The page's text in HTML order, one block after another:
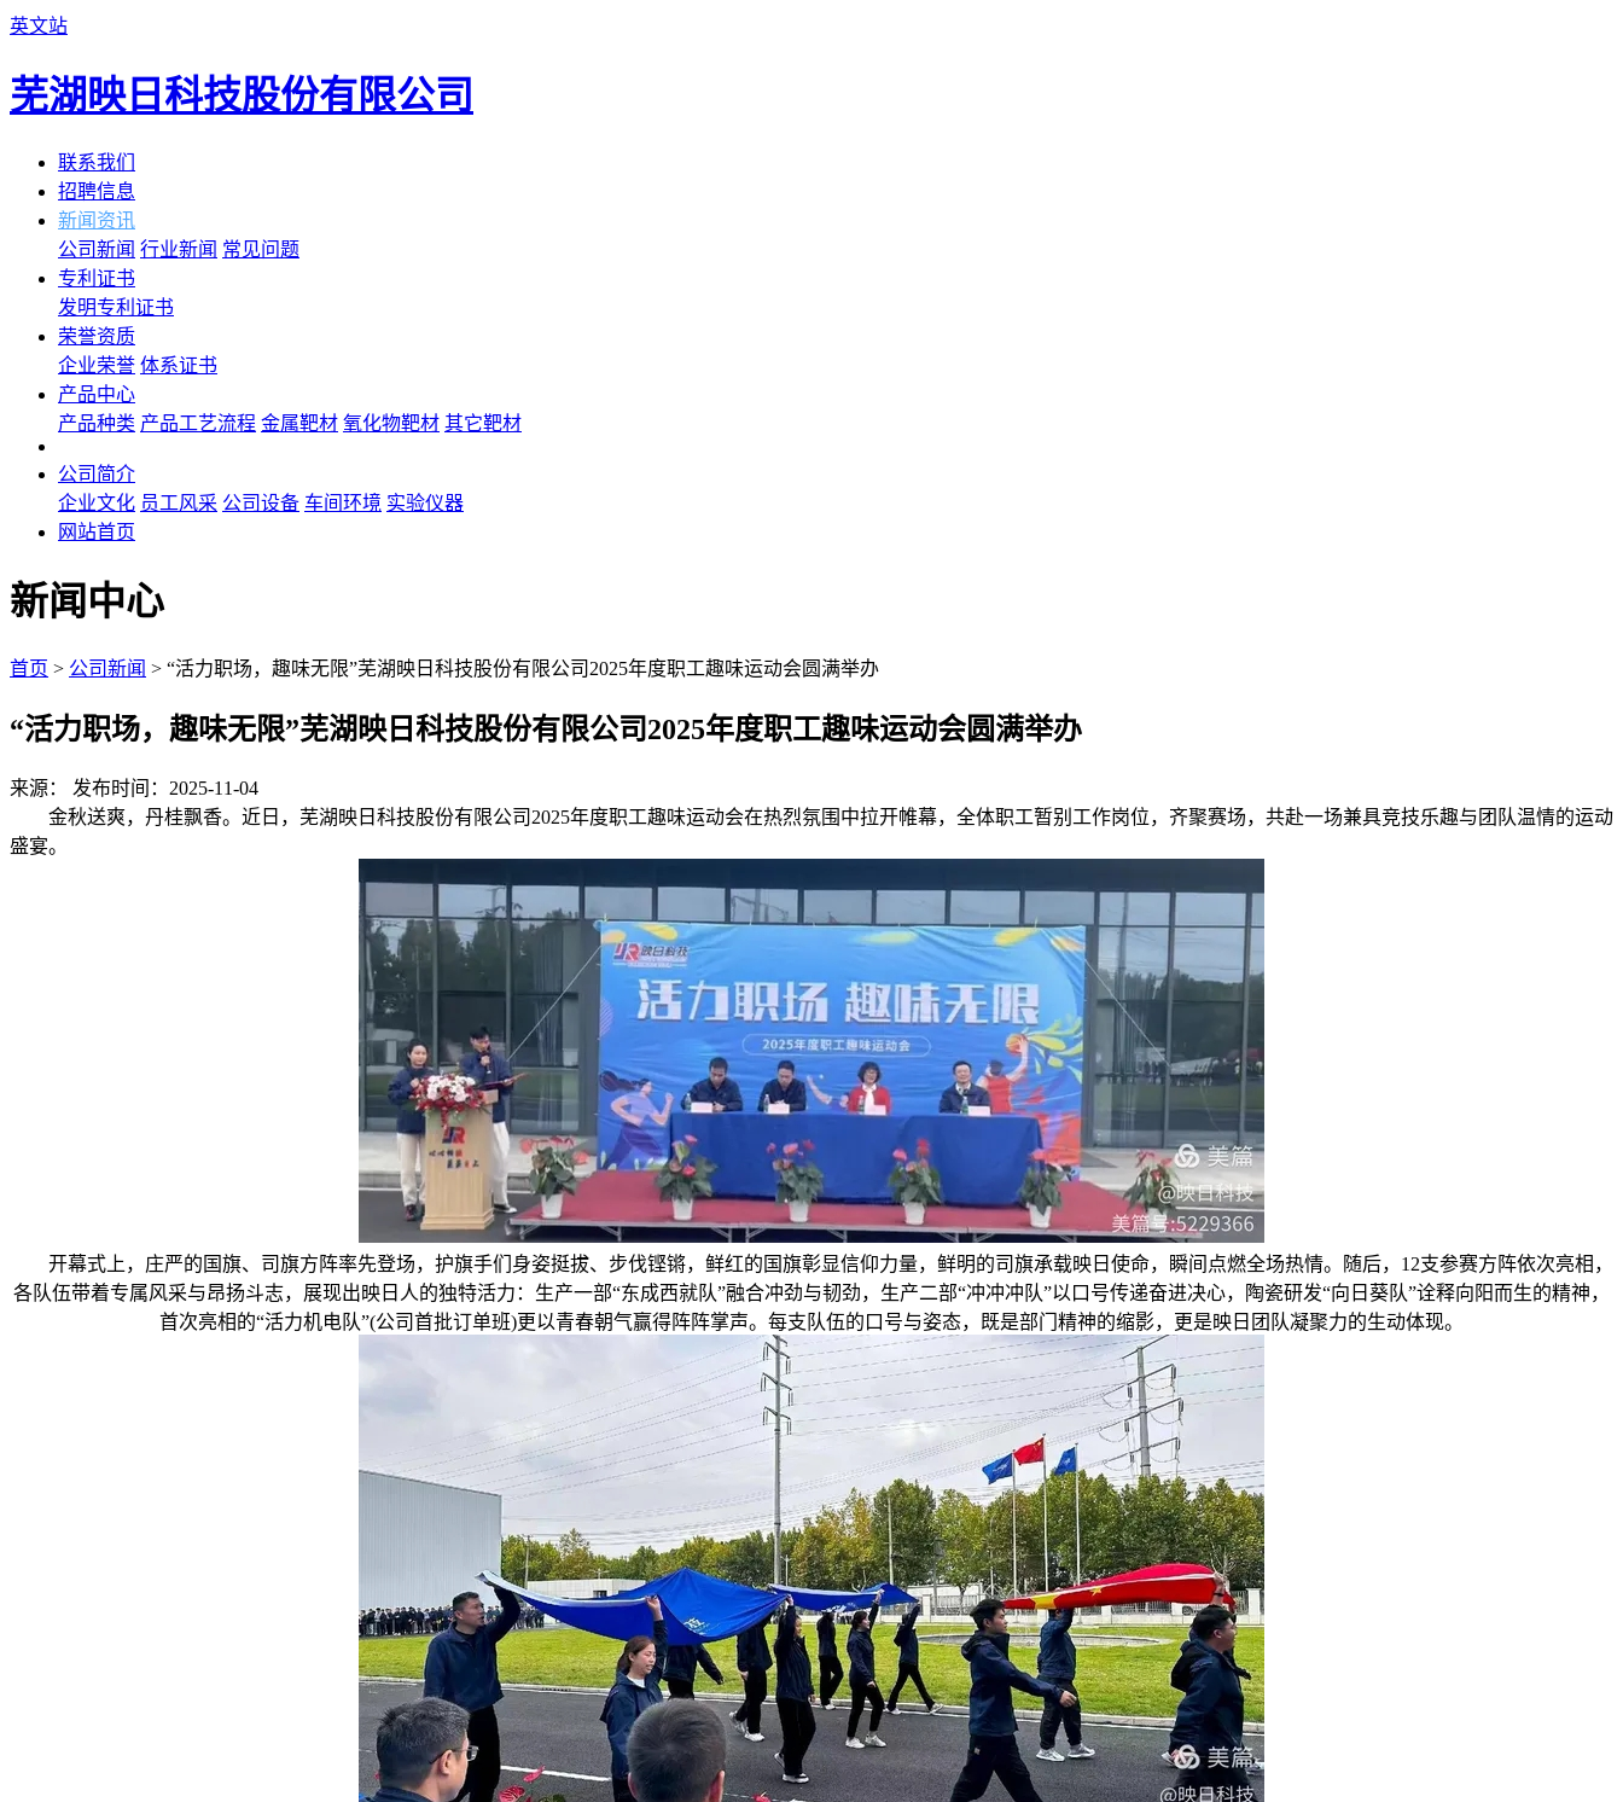
英文站
芜湖映日科技股份有限公司
联系我们
招聘信息
新闻资讯
公司新闻 行业新闻 常见问题
专利证书
发明专利证书
荣誉资质
企业荣誉 体系证书
产品中心
产品种类 产品工艺流程 金属靶材 氧化物靶材 其它靶材
公司简介
企业文化 员工风采 公司设备 车间环境 实验仪器
网站首页
新闻中心
首页 > 公司新闻 > “活力职场，趣味无限”芜湖映日科技股份有限公司2025年度职工趣味运动会圆满举办
“活力职场，趣味无限”芜湖映日科技股份有限公司2025年度职工趣味运动会圆满举办
来源：
发布时间：2025-11-04
金秋送爽，丹桂飘香。近日，芜湖映日科技股份有限公司2025年度职工趣味运动会在热烈氛围中拉开帷幕，全体职工暂别工作岗位，齐聚赛场，共赴一场兼具竞技乐趣与团队温情的运动
盛宴。
开幕式上，庄严的国旗、司旗方阵率先登场，护旗手们身姿挺拔、步伐铿锵，鲜红的国旗彰显信仰力量，鲜明的司旗承载映日使命，瞬间点燃全场热情。随后，12支参赛方阵依次亮相，
各队伍带着专属风采与昂扬斗志，展现出映日人的独特活力：生产一部“东成西就队”融合冲劲与韧劲，生产二部“冲冲冲队”以口号传递奋进决心，陶瓷研发“向日葵队”诠释向阳而生的精神，
首次亮相的“活力机电队”(公司首批订单班)更以青春朝气赢得阵阵掌声。每支队伍的口号与姿态，既是部门精神的缩影，更是映日团队凝聚力的生动体现。